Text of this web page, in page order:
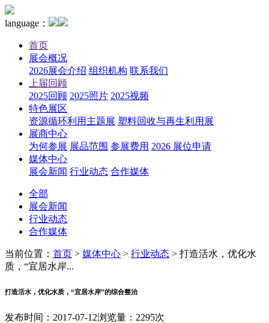
language：
首页
展会概况
2026展会介绍 组织机构 联系我们
上届回顾
2025回顾 2025照片 2025视频
特色展区
资源循环利用主题展 塑料回收与再生利用展
展商中心
为何参展 展品范围 参展费用 2026 展位申请
媒体中心
展会新闻 行业动态 合作媒体
全部
展会新闻
行业动态
合作媒体
当前位置： 首页 > 媒体中心 > 行业动态 > 打造活水，优化水
质，“宜居水岸...
打造活水，优化水质，“宜居水岸”的综合整治
发布时间：2017-07-12浏览量：2295次